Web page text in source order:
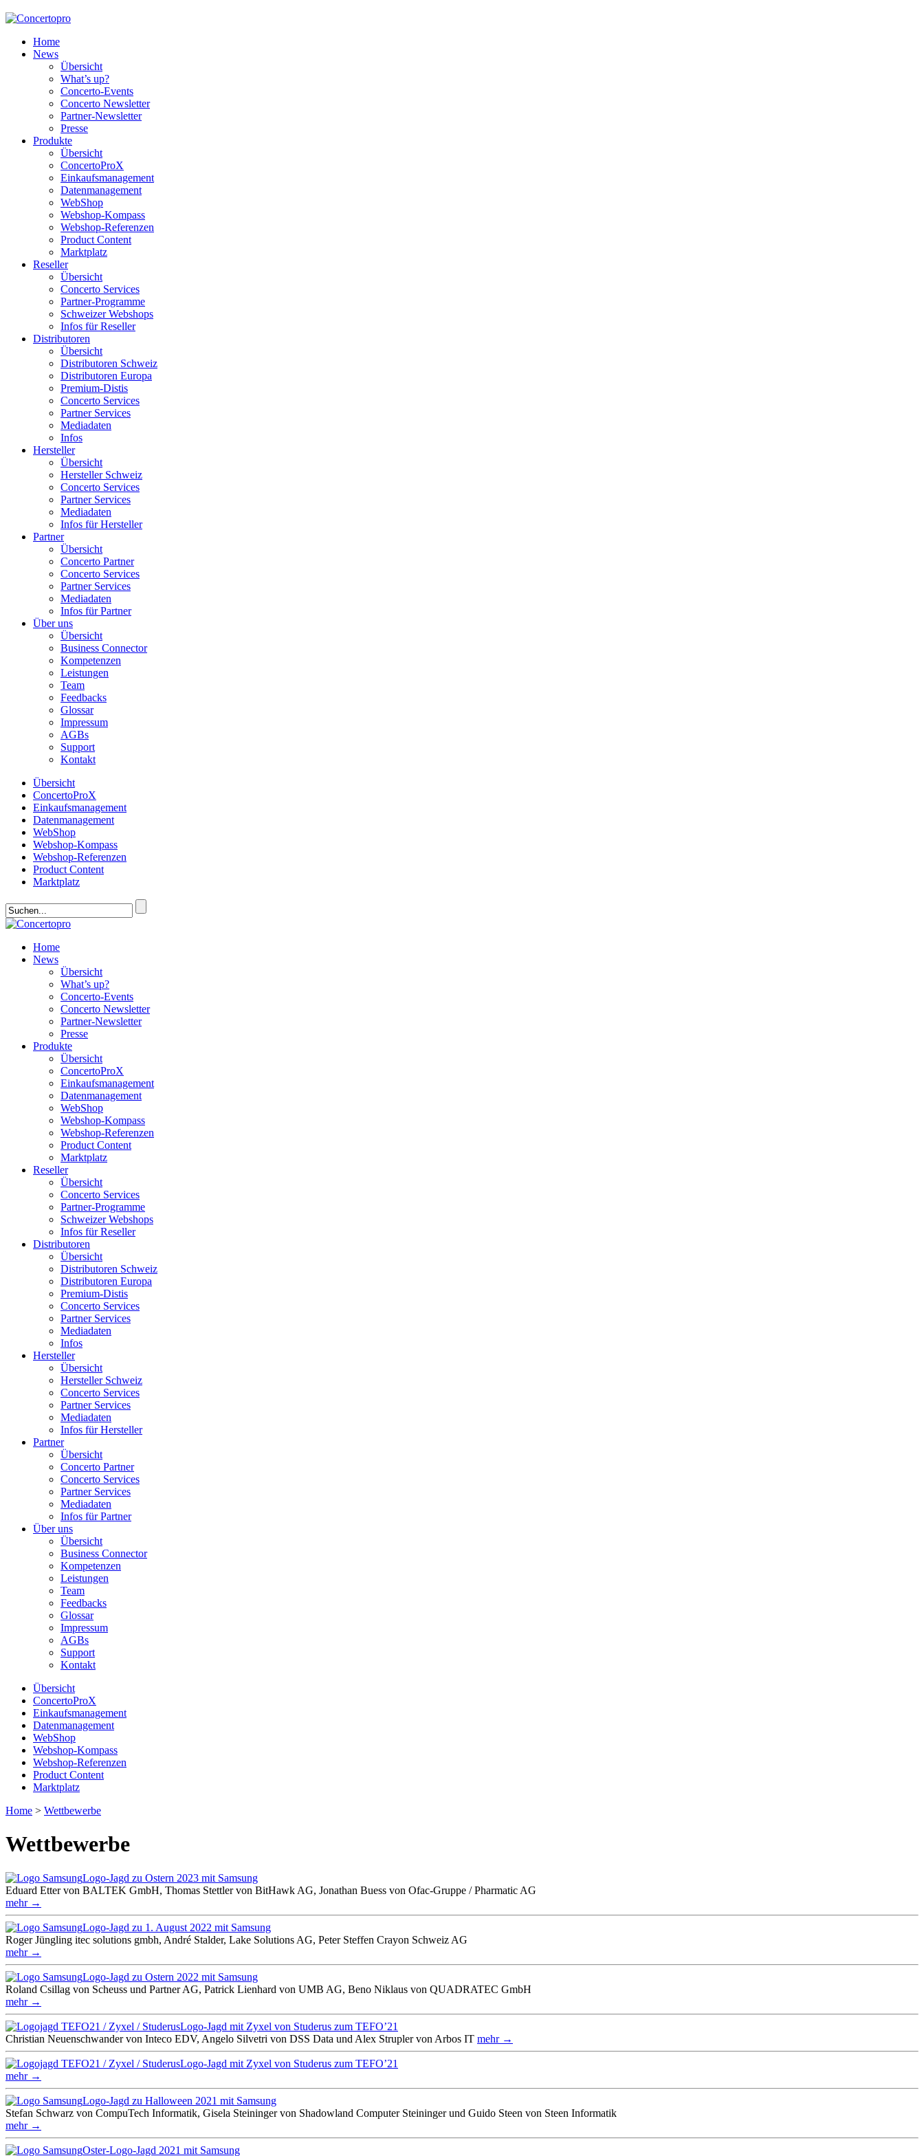
Home
News
Übersicht
What’s up?
Concerto-Events
Concerto Newsletter
Partner-Newsletter
Presse
Produkte
Übersicht
ConcertoProX
Einkaufsmanagement
Datenmanagement
WebShop
Webshop-Kompass
Webshop-Referenzen
Product Content
Marktplatz
Reseller
Übersicht
Concerto Services
Partner-Programme
Schweizer Webshops
Infos für Reseller
Distributoren
Übersicht
Distributoren Schweiz
Distributoren Europa
Premium-Distis
Concerto Services
Partner Services
Mediadaten
Infos
Hersteller
Übersicht
Hersteller Schweiz
Concerto Services
Partner Services
Mediadaten
Infos für Hersteller
Partner
Übersicht
Concerto Partner
Concerto Services
Partner Services
Mediadaten
Infos für Partner
Über uns
Übersicht
Business Connector
Kompetenzen
Leistungen
Team
Feedbacks
Glossar
Impressum
AGBs
Support
Kontakt
Übersicht
ConcertoProX
Einkaufsmanagement
Datenmanagement
WebShop
Webshop-Kompass
Webshop-Referenzen
Product Content
Marktplatz
Home
News
Übersicht
What’s up?
Concerto-Events
Concerto Newsletter
Partner-Newsletter
Presse
Produkte
Übersicht
ConcertoProX
Einkaufsmanagement
Datenmanagement
WebShop
Webshop-Kompass
Webshop-Referenzen
Product Content
Marktplatz
Reseller
Übersicht
Concerto Services
Partner-Programme
Schweizer Webshops
Infos für Reseller
Distributoren
Übersicht
Distributoren Schweiz
Distributoren Europa
Premium-Distis
Concerto Services
Partner Services
Mediadaten
Infos
Hersteller
Übersicht
Hersteller Schweiz
Concerto Services
Partner Services
Mediadaten
Infos für Hersteller
Partner
Übersicht
Concerto Partner
Concerto Services
Partner Services
Mediadaten
Infos für Partner
Über uns
Übersicht
Business Connector
Kompetenzen
Leistungen
Team
Feedbacks
Glossar
Impressum
AGBs
Support
Kontakt
Übersicht
ConcertoProX
Einkaufsmanagement
Datenmanagement
WebShop
Webshop-Kompass
Webshop-Referenzen
Product Content
Marktplatz
Home > Wettbewerbe
Wettbewerbe
Logo-Jagd zu Ostern 2023 mit Samsung
Eduard Etter von BALTEK GmbH, Thomas Stettler von BitHawk AG, Jonathan Buess von Ofac-Gruppe / Pharmatic AG
mehr →
Logo-Jagd zu 1. August 2022 mit Samsung
Roger Jüngling itec solutions gmbh, André Stalder, Lake Solutions AG, Peter Steffen Crayon Schweiz AG
mehr →
Logo-Jagd zu Ostern 2022 mit Samsung
Roland Csillag von Scheuss und Partner AG, Patrick Lienhard von UMB AG, Beno Niklaus von QUADRATEC GmbH
mehr →
Logo-Jagd mit Zyxel von Studerus zum TEFO’21
Christian Neuenschwander von Inteco EDV, Angelo Silvetri von DSS Data und Alex Strupler von Arbos IT mehr →
Logo-Jagd mit Zyxel von Studerus zum TEFO’21
mehr →
Logo-Jagd zu Halloween 2021 mit Samsung
Stefan Schwarz von CompuTech Informatik, Gisela Steininger von Shadowland Computer Steininger und Guido Steen von Steen Informatik
mehr →
Oster-Logo-Jagd 2021 mit Samsung